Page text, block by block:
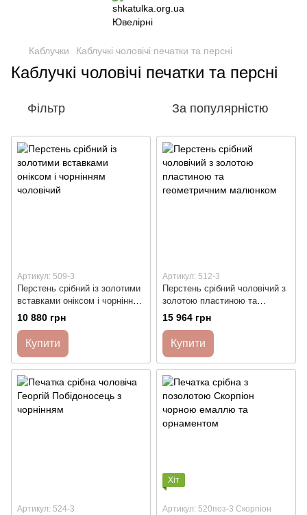
Каблучки Каблучкі чоловічі печатки та персні
Каблучкі чоловічі печатки та персні
Фільтр За популярністю
Артикул: 509-3
Перстень срібний із золотими
вставками оніксом і чорнінням
чоловічий
10 880 грн
Купити
Артикул: 512-3
Перстень срібний чоловічий з
золотою пластиною та
геометричним малюнком
15 964 грн
Купити
Артикул: 524-3
Хіт
Артикул: 520поз-3 Скорпіон